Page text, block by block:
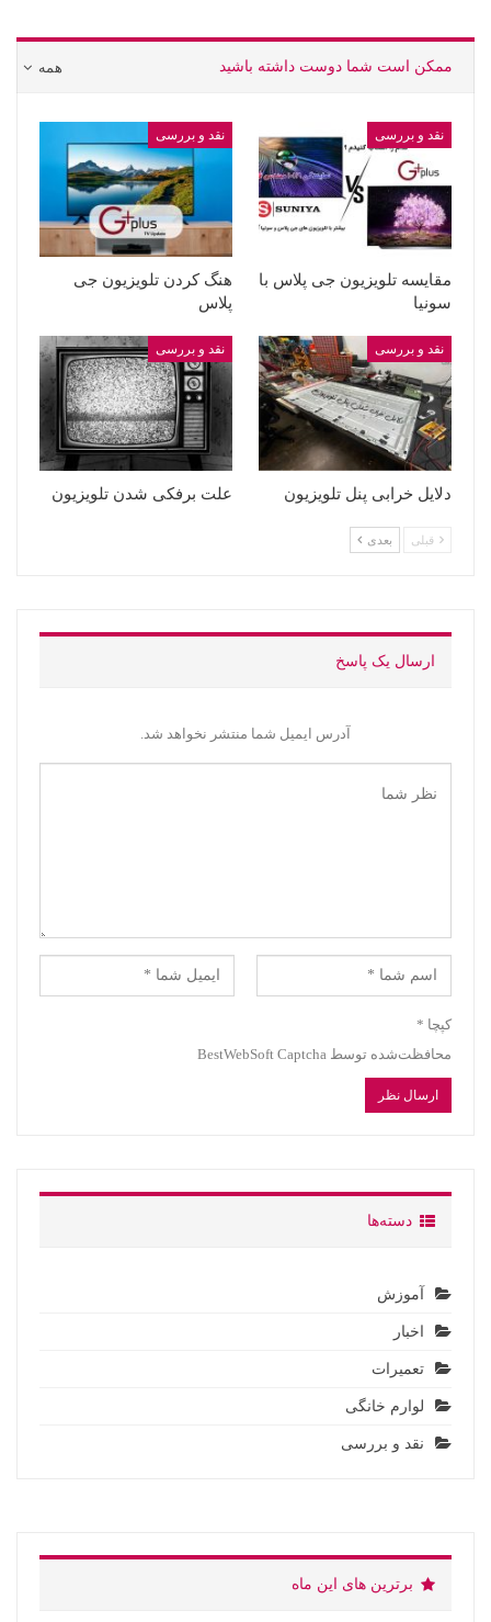
همه ممکن است شما دوست داشته باشید
نقد و بررسی
مقایسه تلویزیون جی پلاس با
سونیا
نقد و بررسی
هنگ کردن تلویزیون جی
پلاس
نقد و بررسی
دلایل خرابی پنل تلویزیون
نقد و بررسی
علت برفکی شدن تلویزیون
قبلی بعدی
ارسال یک پاسخ
آدرس ایمیل شما منتشر نخواهد شد.
کپچا *
محافظت‌شده توسط BestWebSoft Captcha
دسته‌ها
آموزش
اخبار
تعمیرات
لوارم خانگی
نقد و بررسی
برترین های این ماه